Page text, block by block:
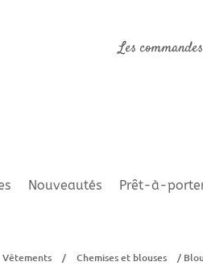
Les
Nouveautés Prêt-à-
Vêtements / Chemises et blouses /